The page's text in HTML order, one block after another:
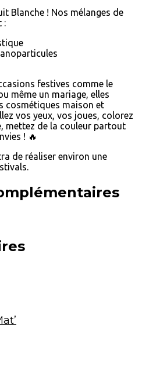
Blanche ! Nos mélanges de
:
festives comme le
même un mariage, elles
cosmétiques maison et
vos yeux, vos joues, colorez
mettez de la couleur partout
! 🔥
de réaliser environ une